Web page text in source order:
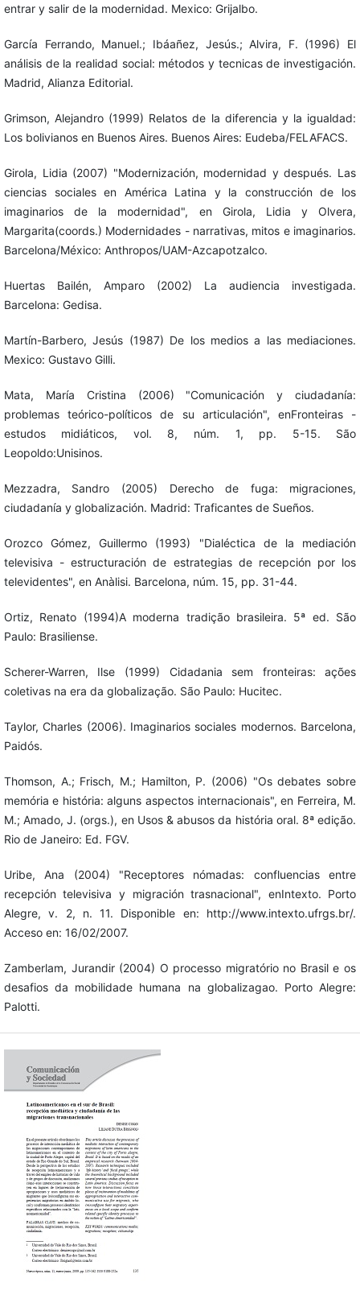
entrar y salir de la modernidad. Mexico: Grijalbo.
García Ferrando, Manuel.; Ibáañez, Jesús.; Alvira, F. (1996) El
análisis de la realidad social: métodos y tecnicas de investigación.
Madrid, Alianza Editorial.
Grimson, Alejandro (1999) Relatos de la diferencia y la igualdad:
Los bolivianos en Buenos Aires. Buenos Aires: Eudeba/FELAFACS.
Girola, Lidia (2007) "Modernización, modernidad y después. Las
ciencias sociales en América Latina y la construcción de los
imaginarios de la modernidad", en Girola, Lidia y Olvera,
Margarita(coords.) Modernidades - narrativas, mitos e imaginarios.
Barcelona/México: Anthropos/UAM-Azcapotzalco.
Huertas Bailén, Amparo (2002) La audiencia investigada.
Barcelona: Gedisa.
Martín-Barbero, Jesús (1987) De los medios a las mediaciones.
Mexico: Gustavo Gilli.
Mata, María Cristina (2006) "Comunicación y ciudadanía:
problemas teórico-políticos de su articulación", enFronteiras -
estudos midiáticos, vol. 8, núm. 1, pp. 5-15. São
Leopoldo:Unisinos.
Mezzadra, Sandro (2005) Derecho de fuga: migraciones,
ciudadanía y globalización. Madrid: Traficantes de Sueños.
Orozco Gómez, Guillermo (1993) "Dialéctica de la mediación
televisiva - estructuración de estrategias de recepción por los
televidentes", en Anàlisi. Barcelona, núm. 15, pp. 31-44.
Ortiz, Renato (1994)A moderna tradição brasileira. 5ª ed. São
Paulo: Brasiliense.
Scherer-Warren, Ilse (1999) Cidadania sem fronteiras: ações
coletivas na era da globalização. São Paulo: Hucitec.
Taylor, Charles (2006). Imaginarios sociales modernos. Barcelona,
Paidós.
Thomson, A.; Frisch, M.; Hamilton, P. (2006) "Os debates sobre
memória e história: alguns aspectos internacionais", en Ferreira, M.
M.; Amado, J. (orgs.), en Usos & abusos da história oral. 8ª edição.
Rio de Janeiro: Ed. FGV.
Uribe, Ana (2004) "Receptores nómadas: confluencias entre
recepción televisiva y migración trasnacional", enIntexto. Porto
Alegre, v. 2, n. 11. Disponible en: http://www.intexto.ufrgs.br/.
Acceso en: 16/02/2007.
Zamberlam, Jurandir (2004) O processo migratório no Brasil e os
desafios da mobilidade humana na globalizagao. Porto Alegre:
Palotti.